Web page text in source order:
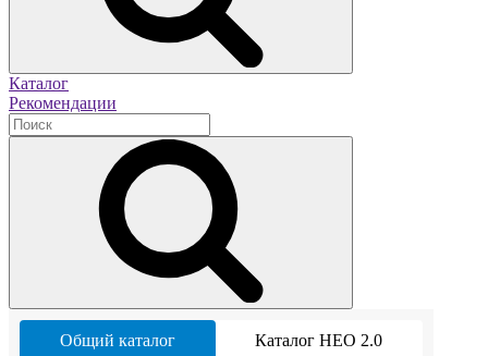
Каталог
Рекомендации
Общий каталог Каталог НЕО 2.0